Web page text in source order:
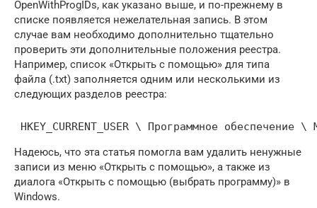
OpenWithProgIDs, как указано выше, и по-прежнему в
списке появляется нежелательная запись. В этом
случае вам необходимо дополнительно тщательно
проверить эти дополнительные положения реестра.
Например, список «Открыть с помощью» для типа
файла (.txt) заполняется одним или несколькими из
следующих разделов реестра:
HKEY_CURRENT_USER \ Программное
Надеюсь, что эта статья помогла вам удалить ненужные
записи из меню «Открыть с помощью», а также из
диалога «Открыть с помощью (выбрать программу)» в
Windows.